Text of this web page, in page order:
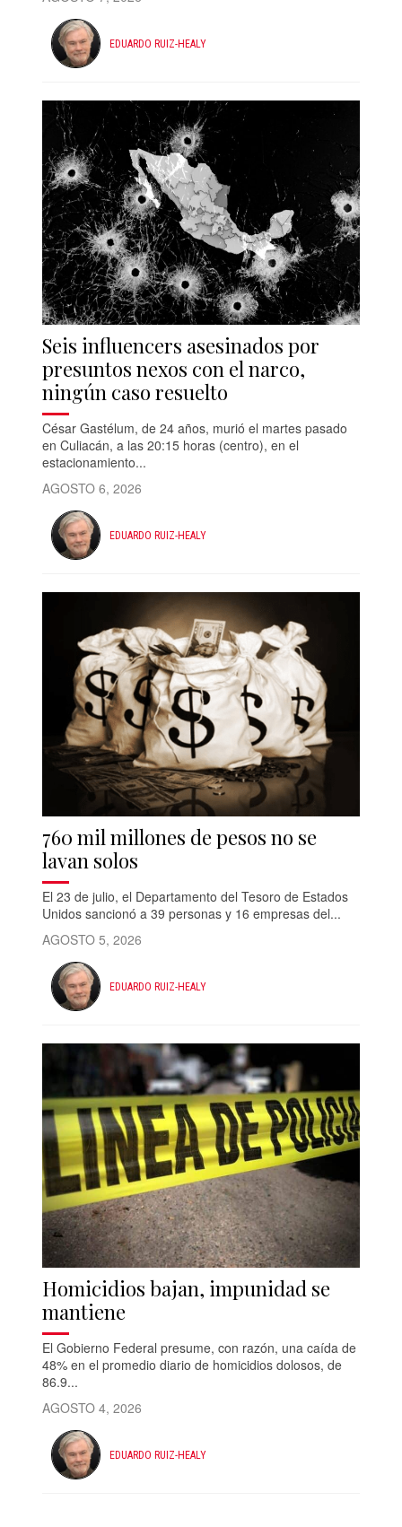
EDUARDO RUIZ-HEALY
Seis influencers asesinados por
presuntos nexos con el narco,
ningún caso resuelto
César Gastélum, de 24 años, murió el martes pasado
en Culiacán, a las 20:15 horas (centro), en el
estacionamiento...
AGOSTO 6, 2026
EDUARDO RUIZ-HEALY
760 mil millones de pesos no se
lavan solos
El 23 de julio, el Departamento del Tesoro de Estados
Unidos sancionó a 39 personas y 16 empresas del...
AGOSTO 5, 2026
EDUARDO RUIZ-HEALY
Homicidios bajan, impunidad se
mantiene
El Gobierno Federal presume, con razón, una caída de
48% en el promedio diario de homicidios dolosos, de
86.9...
AGOSTO 4, 2026
EDUARDO RUIZ-HEALY